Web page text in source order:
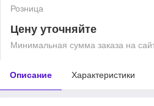
Розница
Цену уточняйте
Минимальная сумма заказа на
Описание Характеристики